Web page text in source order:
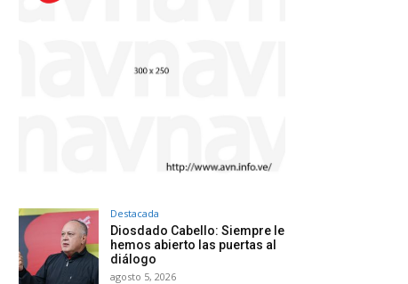
Destacada
Diosdado Cabello: Siempre le
hemos abierto las puertas al
diálogo
agosto 5, 2026